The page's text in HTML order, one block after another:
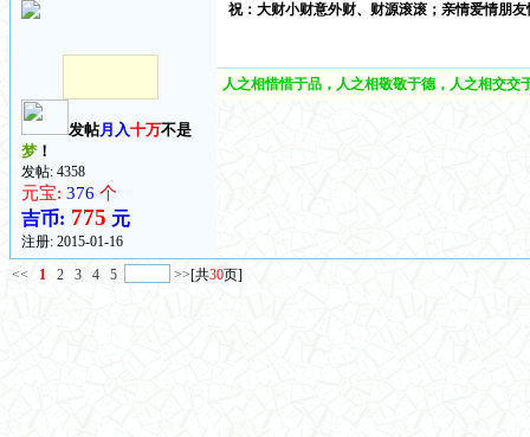
发帖月入十万不是
梦！
发帖: 4358
元宝: 376 个
吉币: 775 元
注册: 2015-01-16
祝：大财小财意外财、财源滚滚；亲情爱情朋
人之相惜惜于品，人之相敬敬于德，人之相交
<< 1 2 3 4 5 >>[共30页]